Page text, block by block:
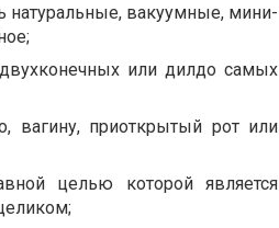
натуральные, вакуумные, мини-
или дилдо самых
вагину, приоткрытый рот или
целью которой является